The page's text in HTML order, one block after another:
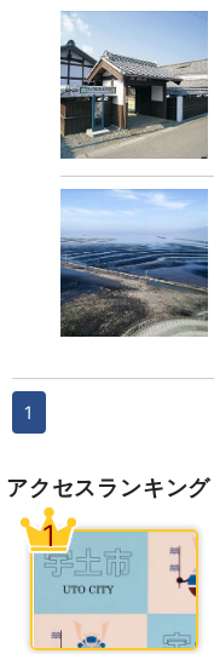
1
アクセスランキング
1